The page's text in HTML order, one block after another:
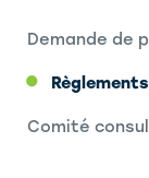
Demande de
Règlements
Comité